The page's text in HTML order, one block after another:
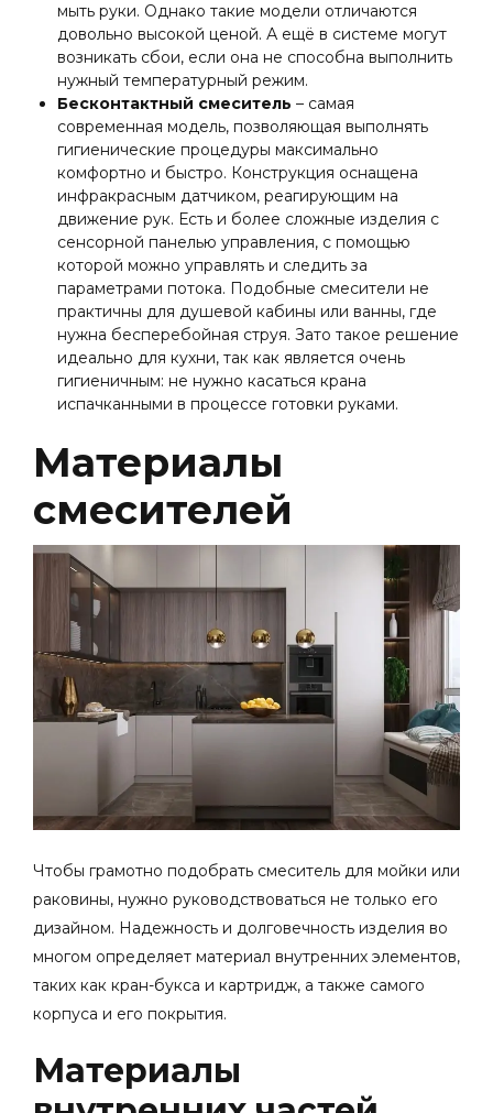
мыть руки. Однако такие модели отличаются
довольно высокой ценой. А ещё в системе могут
возникать сбои, если она не способна выполнить
нужный температурный режим.
Бесконтактный смеситель – самая
современная модель, позволяющая выполнять
гигиенические процедуры максимально
комфортно и быстро. Конструкция оснащена
инфракрасным датчиком, реагирующим на
движение рук. Есть и более сложные изделия с
сенсорной панелью управления, с помощью
которой можно управлять и следить за
параметрами потока. Подобные смесители не
практичны для душевой кабины или ванны, где
нужна бесперебойная струя. Зато такое решение
идеально для кухни, так как является очень
гигиеничным: не нужно касаться крана
испачканными в процессе готовки руками.
Материалы
смесителей
Чтобы грамотно подобрать смеситель для мойки или
раковины, нужно руководствоваться не только его
дизайном. Надежность и долговечность изделия во
многом определяет материал внутренних элементов,
таких как кран-букса и картридж, а также самого
корпуса и его покрытия.
Материалы